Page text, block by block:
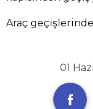
Araç
01